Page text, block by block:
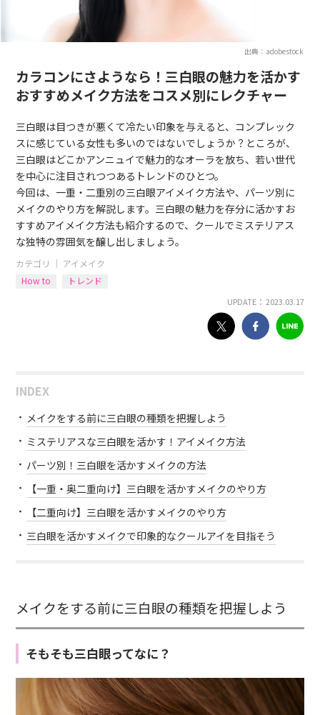
出典：adobestock
カラコンにさようなら！三白眼の魅力を活かす
おすすめメイク方法をコスメ別にレクチャー
三白眼は目つきが悪くて冷たい印象を与えると、コンプレック
スに感じている女性も多いのではないでしょうか？ところが、
三白眼はどこかアンニュイで魅力的なオーラを放ち、若い世代
を中心に注目されつつあるトレンドのひとつ。
今回は、一重・二重別の三白眼アイメイク方法や、パーツ別に
メイクのやり方を解説します。三白眼の魅力を存分に活かすお
すすめアイメイク方法も紹介するので、クールでミステリアス
な独特の雰囲気を醸し出しましょう。
カテゴリ ｜ アイメイク
How to
トレンド
UPDATE： 2023.03.17
INDEX
メイクをする前に三白眼の種類を把握しよう
ミステリアスな三白眼を活かす！アイメイク方法
パーツ別！三白眼を活かすメイクの方法
【一重・奥二重向け】三白眼を活かすメイクのやり方
【二重向け】三白眼を活かすメイクのやり方
三白眼を活かすメイクで印象的なクールアイを目指そう
メイクをする前に三白眼の種類を把握しよう
そもそも三白眼ってなに？